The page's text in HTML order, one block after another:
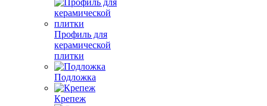
Профиль для
керамической
плитки
Подложка
Крепеж